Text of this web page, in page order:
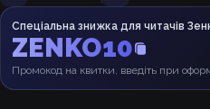
Щось ніхто не
Спеціальна знижка для читачів
ZENKO10
Промокод на квитки, введіть при